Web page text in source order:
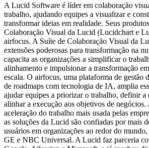
A Lucid Software é líder em colaboração
trabalho, ajudando equipes a visualizar e
transformar ideias em realidade. Seus
Colaboração Visual da Lucid (Lucidchart e
airfocus. A Suíte de Colaboração Visual da
extensões poderosas para transformação na
capacita as organizações a simplificar o
alinhamento e impulsionar a transformação
escala. O airfocus, uma plataforma de gestão
de roadmaps com tecnologia de IA, amplia
ajudar equipes a priorizar o trabalho, definir a
alinhar a execução aos objetivos de
aceleração do trabalho mais usada pelas
as soluções da Lucid são confiadas por mais
usuários em organizações ao redor do
GE e NBC Universal. A Lucid faz parceria